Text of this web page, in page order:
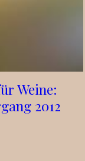
Weine:
2012